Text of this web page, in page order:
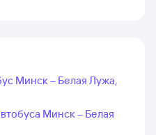
Минск – Белая Лужа,
Минск – Белая